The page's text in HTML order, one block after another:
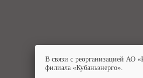
В связи с реорганизацией АО
филиала «Кубаньэнерго».